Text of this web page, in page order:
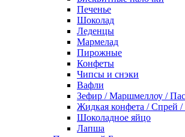
Печенье
Шоколад
Леденцы
Мармелад
Пирожные
Конфеты
Чипсы и снэки
Вафли
Зефир / Маршмеллоу /
Жидкая конфета / Спрей /
Шоколадное яйцо
Лапша